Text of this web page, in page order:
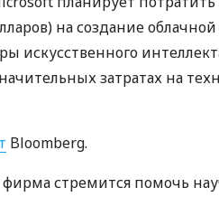
на создание
искусственного
затратах на
Bloomberg.
фирма стремится помочь